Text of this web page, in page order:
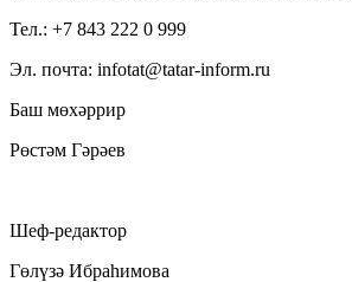
Тел.: +7 843 222 0 999
Эл. почта: infotat@tatar-inform.ru
Баш мөхәррир
Рөстәм Гәрәев
Шеф-редактор
Гөлүзә Ибраһимова